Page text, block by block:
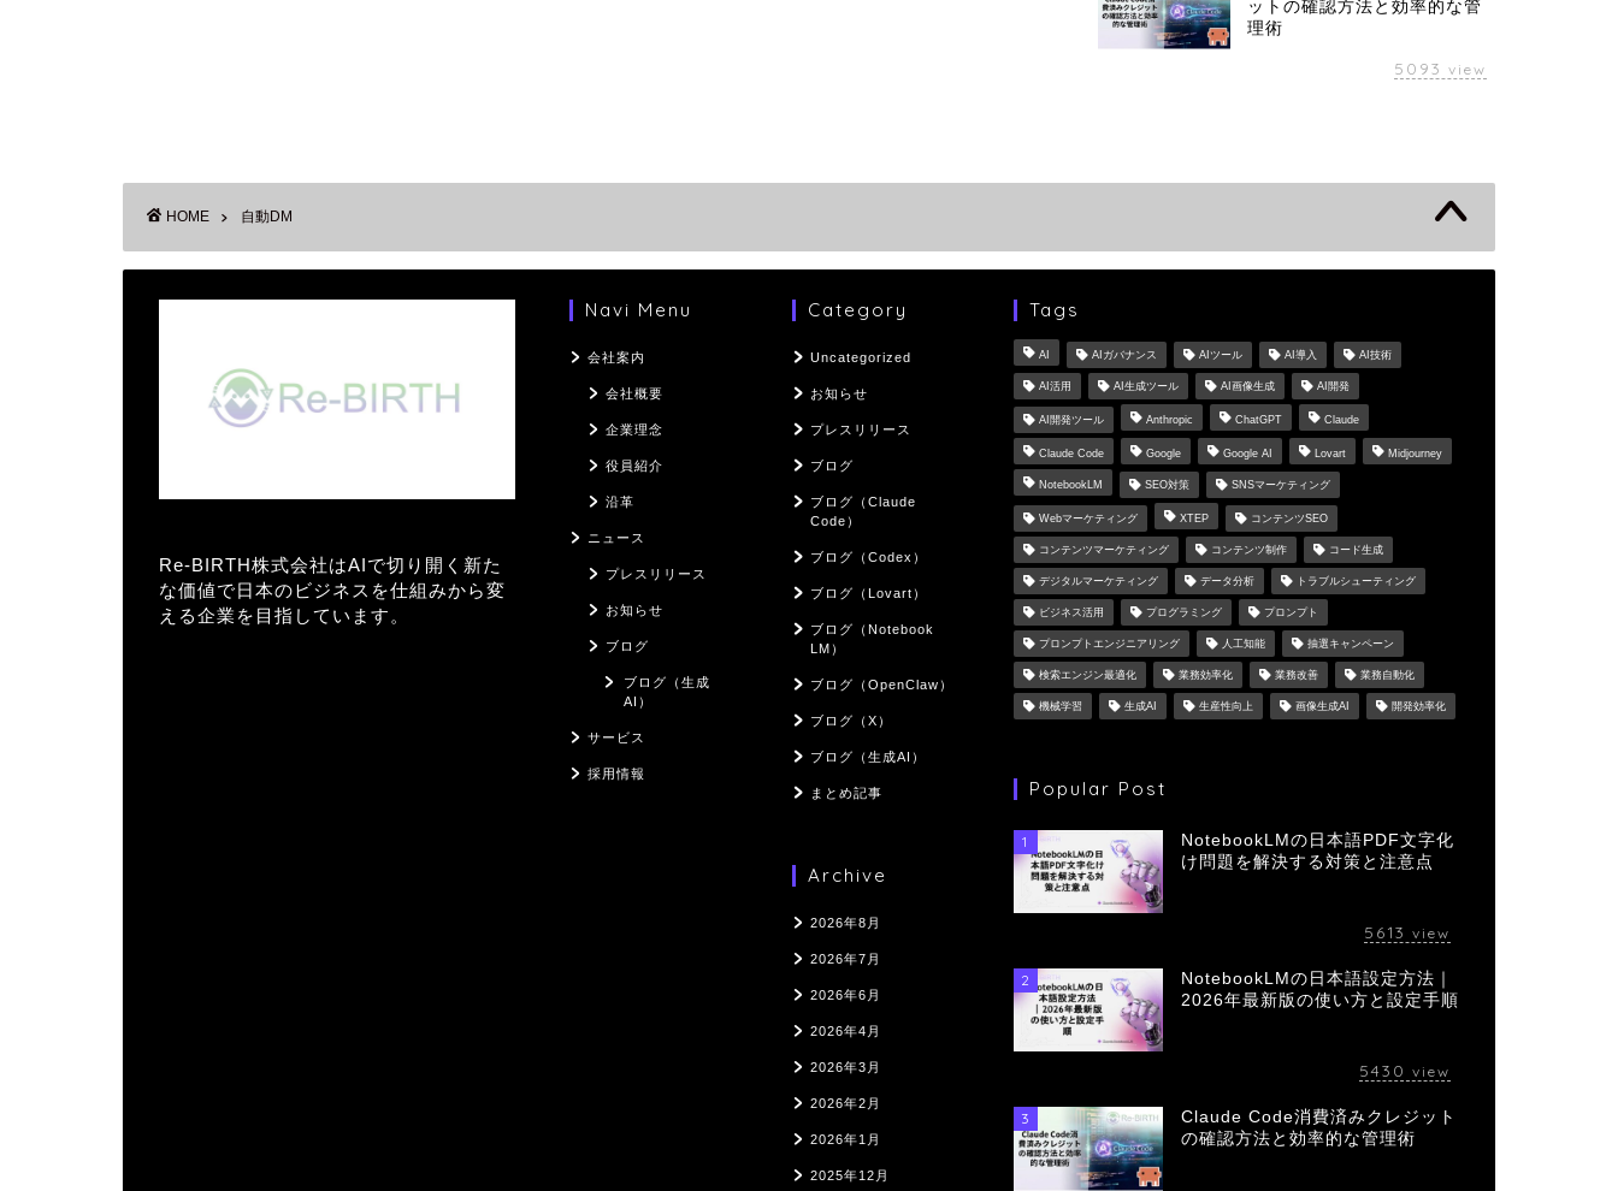
ットの確認方法と効率的な管
理術
5093 view
HOME 自動DM
Re-BIRTH株式会社はAIで切り開く新た
な価値で日本のビジネスを仕組みから変
える企業を目指しています。
Navi Menu
会社案内
会社概要
企業理念
役員紹介
沿革
ニュース
プレスリリース
お知らせ
ブログ
ブログ（生成
AI）
サービス
採用情報
Category
Uncategorized
お知らせ
プレスリリース
ブログ
ブログ（Claude
Code）
ブログ（Codex）
ブログ（Lovart）
ブログ（Notebook
LM）
ブログ（OpenClaw）
ブログ（X）
ブログ（生成AI）
まとめ記事
Archive
2026年8月
2026年7月
2026年6月
2026年4月
2026年3月
2026年2月
2026年1月
2025年12月
Tags
AI AIガバナンス AIツール AI導入 AI技術
AI活用 AI生成ツール AI画像生成 AI開発
AI開発ツール Anthropic ChatGPT Claude
Claude Code Google Google AI Lovart Midjourney
NotebookLM SEO対策 SNSマーケティング
Webマーケティング XTEP コンテンツSEO
コンテンツマーケティング コンテンツ制作 コード生成
デジタルマーケティング データ分析 トラブルシューティング
ビジネス活用 プログラミング プロンプト
プロンプトエンジニアリング 人工知能 抽選キャンペーン
検索エンジン最適化 業務効率化 業務改善 業務自動化
機械学習 生成AI 生産性向上 画像生成AI 開発効率化
Popular Post
1
NotebookLMの日本語PDF文字化
け問題を解決する対策と注意点
5613 view
2
NotebookLMの日本語設定方法｜
2026年最新版の使い方と設定手順
5430 view
3
Claude Code消費済みクレジット
の確認方法と効率的な管理術